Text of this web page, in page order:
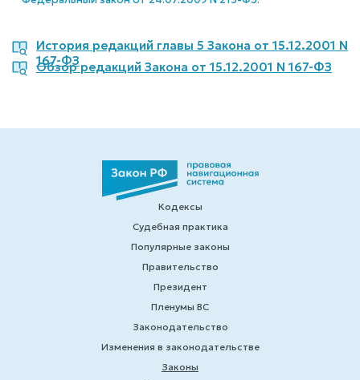
История редакций главы 5 Закона от 15.12.2001 N
167-ФЗ
Обзор редакций Закона от 15.12.2001 N 167-ФЗ
Кодексы
Судебная практика
Популярные законы
Правительство
Президент
Пленумы ВС
Законодательство
Изменения в законодательстве
Законы